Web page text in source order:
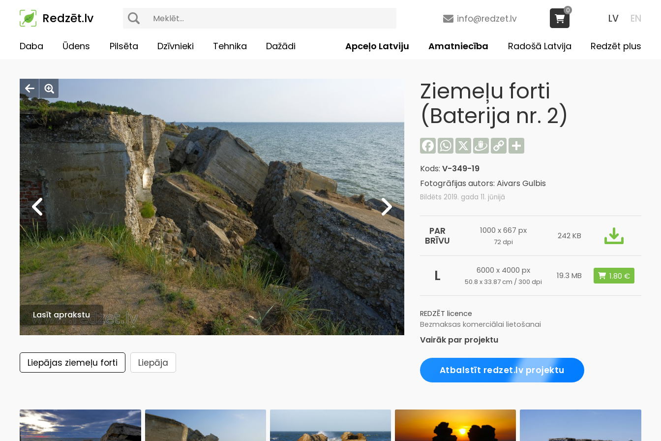
Redzēt.lv LV EN
info@redzet.lv
0
Daba Ūdens Pilsēta Dzīvnieki Tehnika Dažādi Redzēt plus
Radošā Latvija
Amatniecība
Apceļo Latviju
Lasīt aprakstu
Liepājas ziemeļu forti Liepāja
Ziemeļu forti
(Baterija nr. 2)
Facebook
WhatsApp
X Draugiem
Copy
Link
Share
Kods: V-349-19
Fotogrāfijas autors: Aivars Gulbis
Bildēts 2019. gada 11. jūnijā
PAR
BRĪVU
1000 x 667 px
72 dpi
242 KB
L 6000 x 4000 px
50.8 x 33.87 cm / 300 dpi
19.3 MB
REDZĒT licence
Bezmaksas komerciālai lietošanai
Vairāk par projektu
Atbalstīt redzet.lv projektu